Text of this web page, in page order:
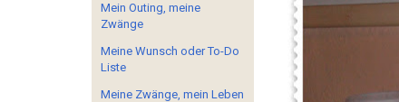
Mein Outing, meine
Zwänge
Meine Wunsch oder To-Do
Liste
Meine Zwänge, mein Leben